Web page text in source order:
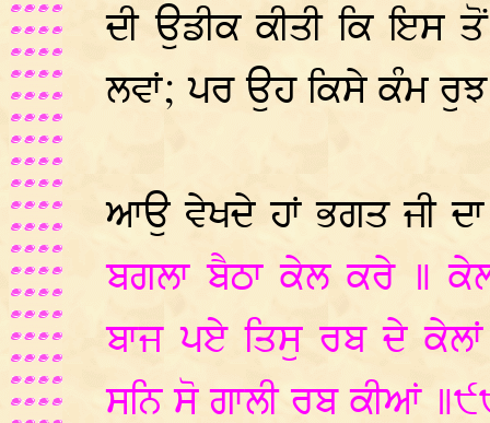
ਦੀ ਉਡੀਕ ਕੀਤੀ ਕਿ ਇਸ
ਲਵਾਂ; ਪਰ ਉਹ ਕਿਸੇ ਕੰਮ ਰੁਝ
ਆਉ ਵੇਖਦੇ ਹਾਂ ਭਗਤ ਜੀ
ਬਗਲਾ ਬੈਠਾ ਕੇਲ ਕਰੇ ॥
ਬਾਜ ਪਏ ਤਿਸੁ ਰਬ ਦੇ
ਸਨਿ ਸੋ ਗਾਲੀ ਰਬ ਕੀਆਂ